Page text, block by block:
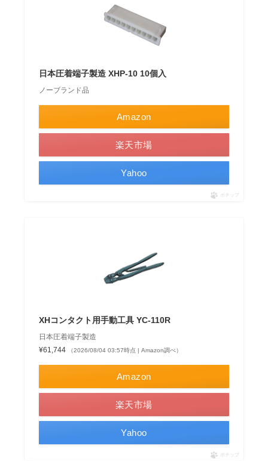
日本圧着端子製造 XHP-10 10個入
ノーブランド品
Amazon
楽天市場
Yahoo
ポチップ
XHコンタクト用手動工具 YC-110R
日本圧着端子製造
¥61,744
（2026/08/04 03:57時点 | Amazon調べ）
Amazon
楽天市場
Yahoo
ポチップ